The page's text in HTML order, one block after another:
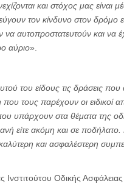
και στόχος μας είναι
τον κίνδυνο στον δρόμο
αυτοπροστατευτούν και να
αύριο».
του είδους τις δράσεις που
τους παρέχουν οι ειδικοί
υπάρχουν στα θέματα της
είτε ακόμη και σε
και ασφαλέστερη
Οδικής